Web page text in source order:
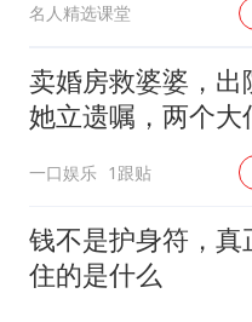
名人精选课堂
卖婚房救婆婆，出
她立遗嘱，两个大
一口娱乐 1跟贴
钱不是护身符，真
住的是什么